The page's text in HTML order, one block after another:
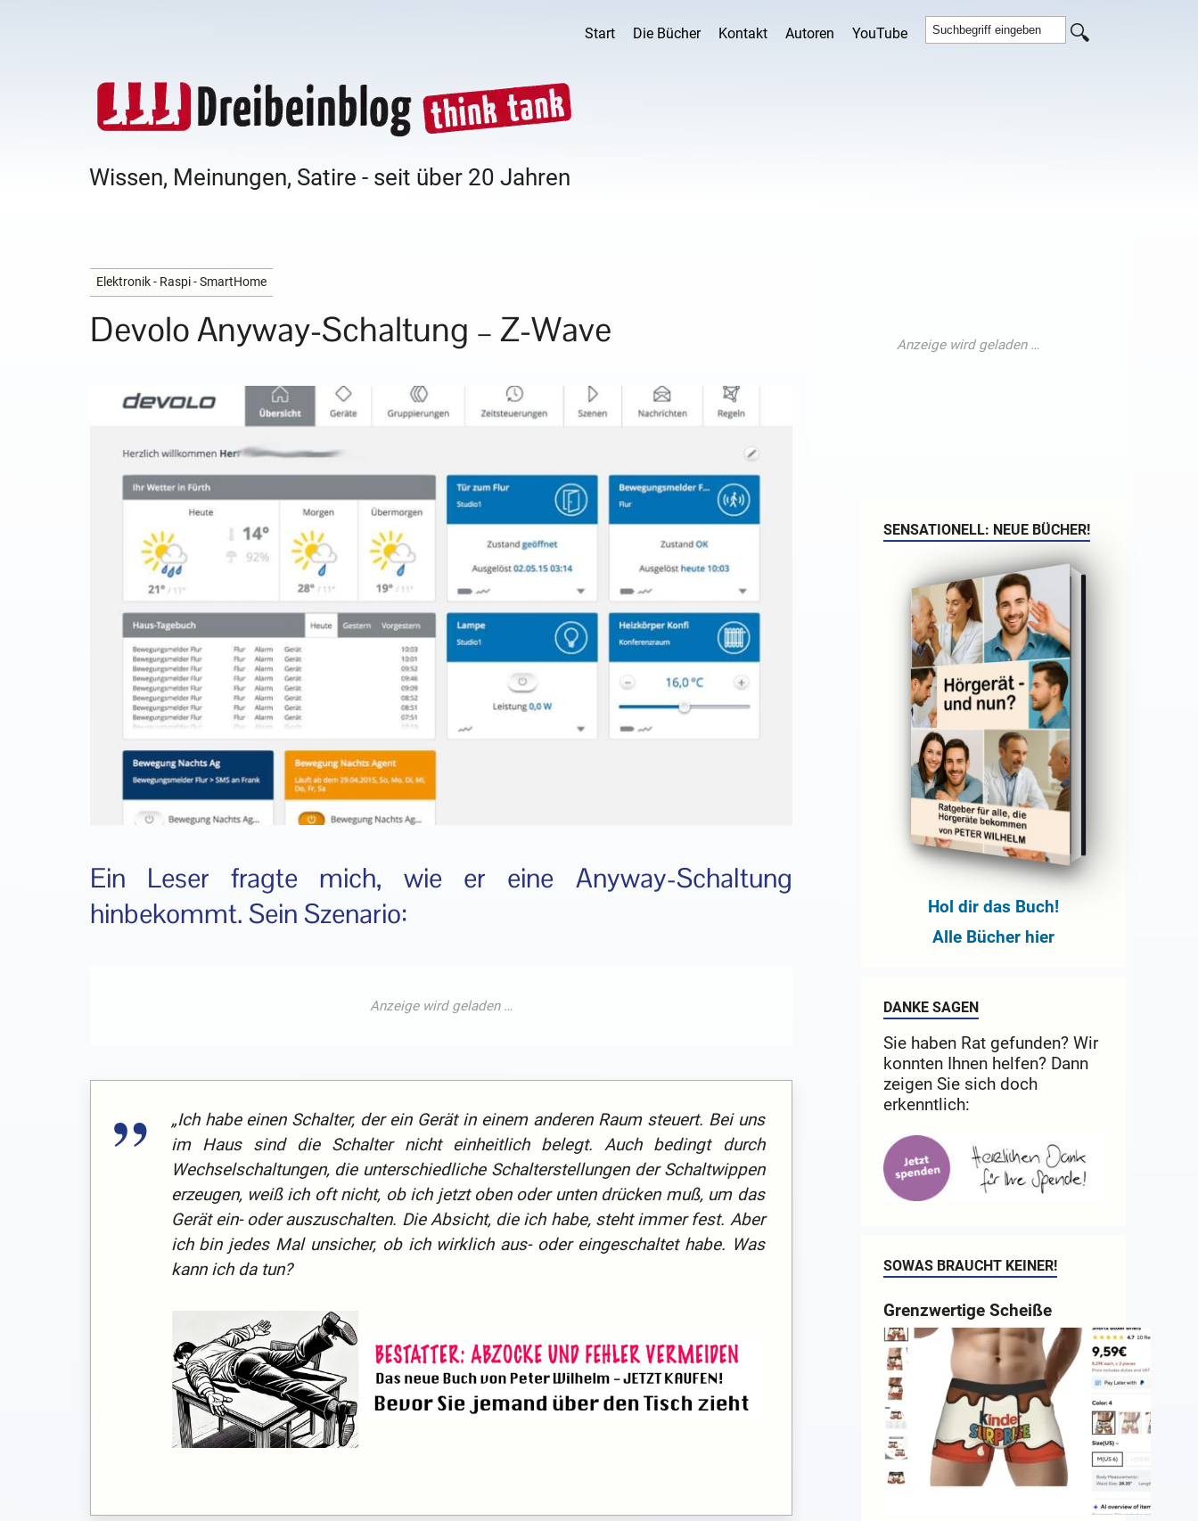
Start Die Bücher Kontakt Autoren YouTube
Wissen, Meinungen, Satire - seit über 20 Jahren
Elektronik - Raspi - SmartHome
Devolo Anyway-Schaltung – Z-Wave
Ein Leser fragte mich, wie er eine Anyway-Schaltung
hinbekommt. Sein Szenario:
„Ich habe einen Schalter, der ein Gerät in einem anderen Raum steuert. Bei uns
im Haus sind die Schalter nicht einheitlich belegt. Auch bedingt durch
Wechselschaltungen, die unterschiedliche Schalterstellungen der Schaltwippen
erzeugen, weiß ich oft nicht, ob ich jetzt oben oder unten drücken muß, um das
Gerät ein- oder auszuschalten. Die Absicht, die ich habe, steht immer fest. Aber
ich bin jedes Mal unsicher, ob ich wirklich aus- oder eingeschaltet habe. Was
kann ich da tun?
SENSATIONELL: NEUE BÜCHER!
Hol dir das Buch!
Alle Bücher hier
DANKE SAGEN
Sie haben Rat gefunden? Wir
konnten Ihnen helfen? Dann
zeigen Sie sich doch
erkenntlich:
SOWAS BRAUCHT KEINER!
Grenzwertige Scheiße